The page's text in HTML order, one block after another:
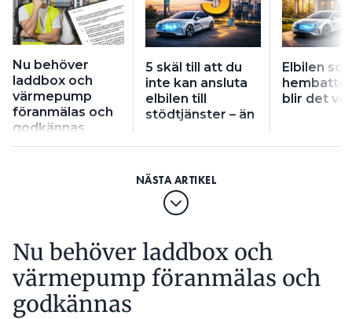
Nu behöver
laddbox och
värmepump
föranmälas och
godkännas
5 skäl till att du
inte kan ansluta
elbilen till
stödtjänster – än
Elbilen
blir det
Nu behöver laddbox och
värmepump föranmälas och
godkännas